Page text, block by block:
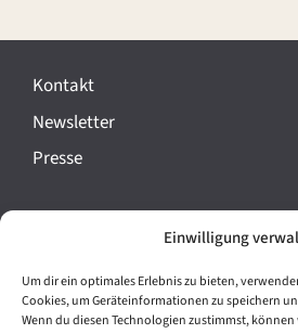
Einwilligung
Um dir ein optimales Erlebnis zu bieten,
Cookies, um Geräteinformationen zu speichern
Wenn du diesen Technologien zustimmst, können
Kontakt
Newsletter
Presse
Cookie-Richtlinie (EU)